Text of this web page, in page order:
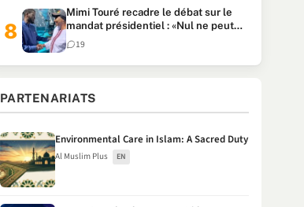
Mimi Touré recadre le débat sur le
mandat présidentiel : «Nul ne peut
faire plus de deux mandats
consécutifs de 5 ans»
19
PARTENARIATS
Environmental Care in Islam: A Sacred Duty
Al Muslim Plus EN